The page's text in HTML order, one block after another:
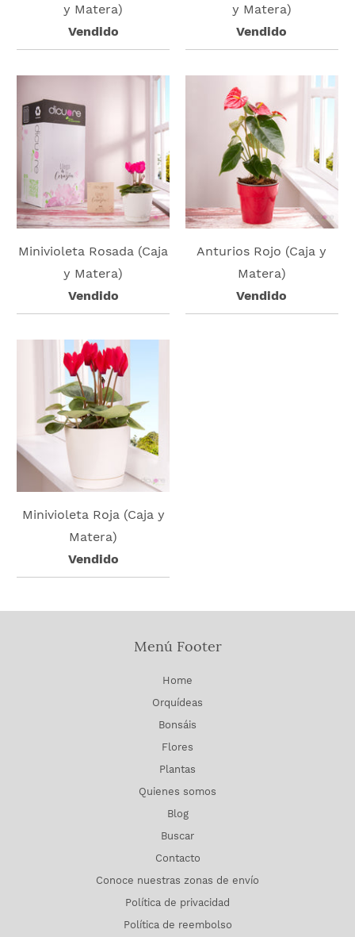
y Matera)
Vendido
y Matera)
Vendido
Minivioleta Rosada (Caja
y Matera)
Vendido
Anturios Rojo (Caja y
Matera)
Vendido
Minivioleta Roja (Caja y
Matera)
Vendido
Menú Footer
Home
Orquídeas
Bonsáis
Flores
Plantas
Quienes somos
Blog
Buscar
Contacto
Conoce nuestras zonas de envío
Política de privacidad
Política de reembolso